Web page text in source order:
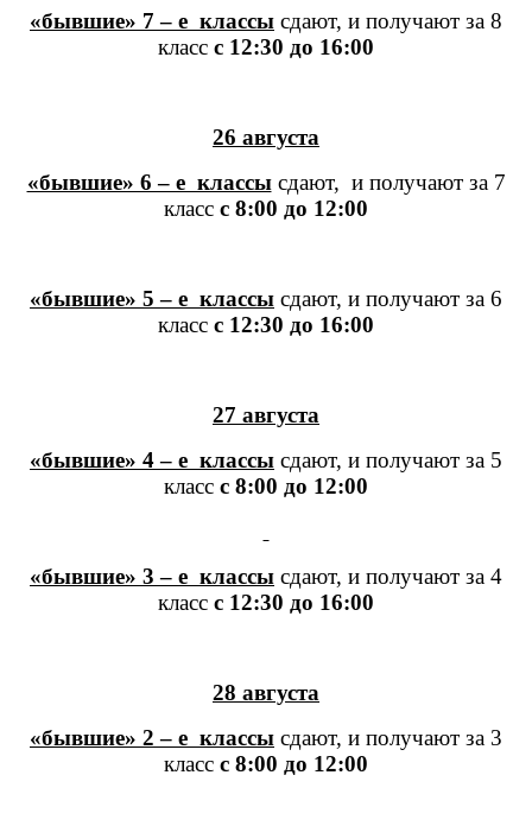
«бывшие» 7 – е классы сдают, и получают за 8
класс с 12:30 до 16:00
26 августа
«бывшие» 6 – е классысдают, и получают за 7
класс с 8:00 до 12:00
«бывшие» 5 – е классы сдают, и получают за 6
класс с 12:30 до 16:00
27 августа
«бывшие» 4 – е классы сдают, и получают за 5
класс с 8:00 до 12:00
«бывшие» 3 – е классы сдают, и получают за 4
класс с 12:30 до 16:00
28 августа
«бывшие» 2 – е классы сдают, и получают за 3
класс с 8:00 до 12:00